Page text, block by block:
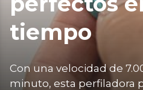
tiempo
Con una velocidad de
minuto, esta perfiladora